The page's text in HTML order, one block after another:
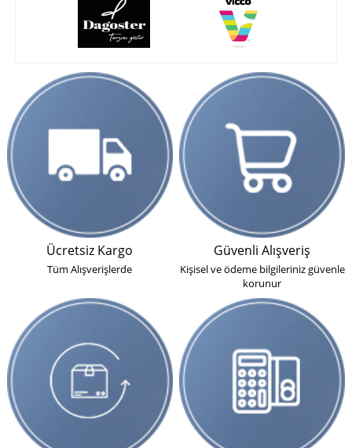
Ücretsiz Kargo
Tüm Alışverişlerde
Güvenli Alışveriş
Kişisel ve ödeme bilgileriniz güvenle
korunur